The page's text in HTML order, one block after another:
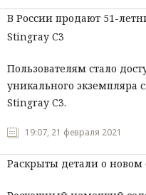
В России продают 51-
Stingray C3
Пользователям стало
уникального экземпляра
Stingray C3.
19:07, 21 февраля 2021
Раскрыты детали о новом